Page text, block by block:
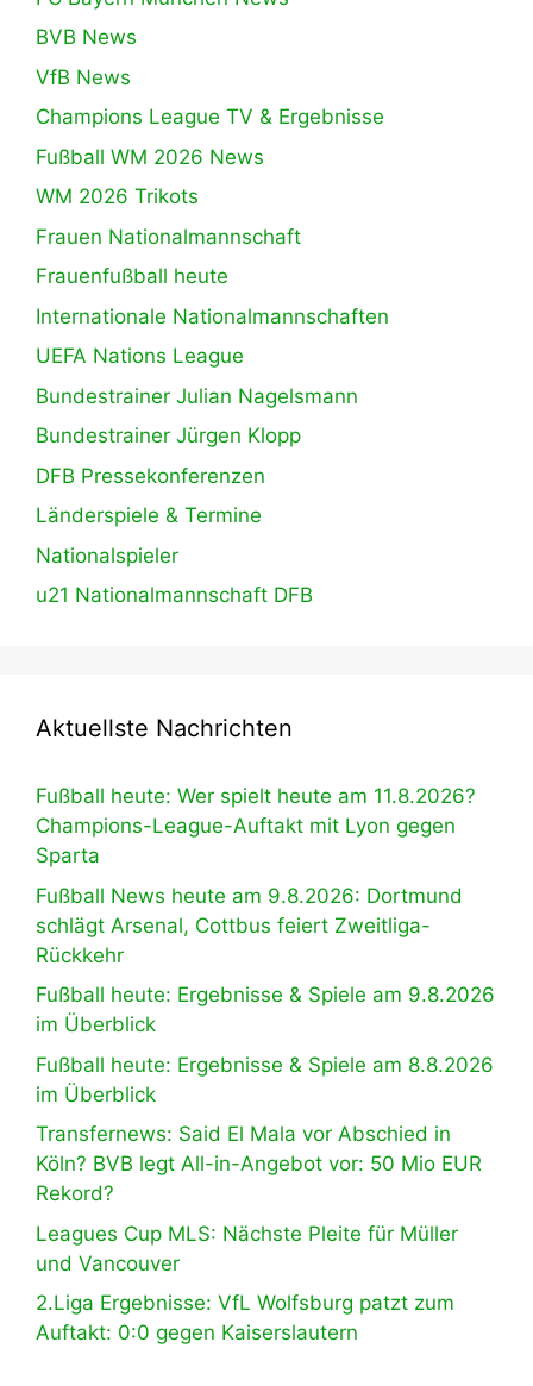
BVB News
VfB News
Champions League TV & Ergebnisse
Fußball WM 2026 News
WM 2026 Trikots
Frauen Nationalmannschaft
Frauenfußball heute
Internationale Nationalmannschaften
UEFA Nations League
Bundestrainer Julian Nagelsmann
Bundestrainer Jürgen Klopp
DFB Pressekonferenzen
Länderspiele & Termine
Nationalspieler
u21 Nationalmannschaft DFB
Aktuellste Nachrichten
Fußball heute: Wer spielt heute am 11.8.2026?
Champions-League-Auftakt mit Lyon gegen
Sparta
Fußball News heute am 9.8.2026: Dortmund
schlägt Arsenal, Cottbus feiert Zweitliga-
Rückkehr
Fußball heute: Ergebnisse & Spiele am 9.8.2026
im Überblick
Fußball heute: Ergebnisse & Spiele am 8.8.2026
im Überblick
Transfernews: Said El Mala vor Abschied in
Köln? BVB legt All-in-Angebot vor: 50 Mio EUR
Rekord?
Leagues Cup MLS: Nächste Pleite für Müller
und Vancouver
2.Liga Ergebnisse: VfL Wolfsburg patzt zum
Auftakt: 0:0 gegen Kaiserslautern